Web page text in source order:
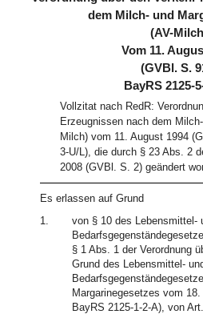
dem Milch- und
(AV-
Vom 11.
(GVBl. S.
BayRS 2125-
Vollzitat nach RedR:
Erzeugnissen nach dem
Milch) vom 11. August 1994
3-U/L), die durch § 23 Abs. 2
2008 (GVBl. S. 2) geändert
Es erlassen auf Grund
1.
von § 10 des Lebensmittel-
§ 1 Abs. 1 der Verordnung
Grund des Lebensmittel-
Margarinegesetzes vom
BayRS 2125-1-2-A), von